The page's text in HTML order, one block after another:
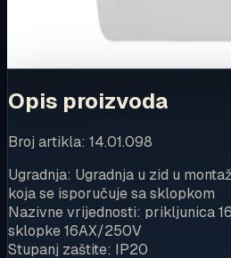
Kupi u trgovini
Opis proizvoda
Broj artikla: 14.01.098
Ugradnja: Ugradnja u zid u
koja se isporučuje sa sklopkom
Nazivne vrijednosti: prikljunica
sklopke 16AX/250V
Stupanj zaštite: IP20